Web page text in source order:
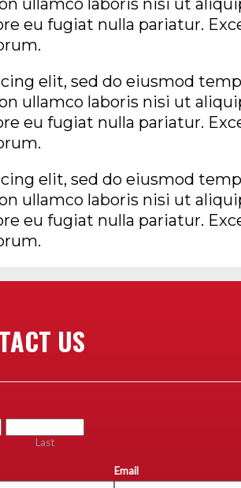
ullamco laboris nisi ut
eu fugiat nulla pariatur.
elit, sed do eiusmod
ullamco laboris nisi ut
eu fugiat nulla pariatur.
elit, sed do eiusmod
ullamco laboris nisi ut
eu fugiat nulla pariatur.
US